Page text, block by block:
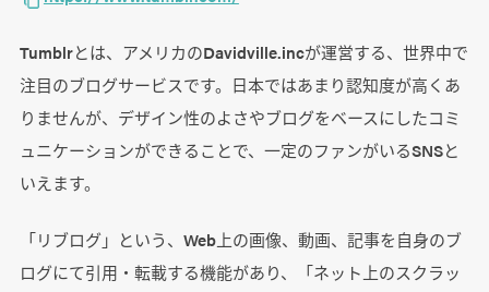
Tumblrとは、アメリカのDavidville.incが運営する、世界中で
注目のブログサービスです。日本ではあまり認知度が高くあ
りませんが、デザイン性のよさやブログをベースにしたコミ
ュニケーションができることで、一定のファンがいるSNSと
いえます。
「リブログ」という、Web上の画像、動画、記事を自身のブ
ログにて引用・転載する機能があり、「ネット上のスクラッ